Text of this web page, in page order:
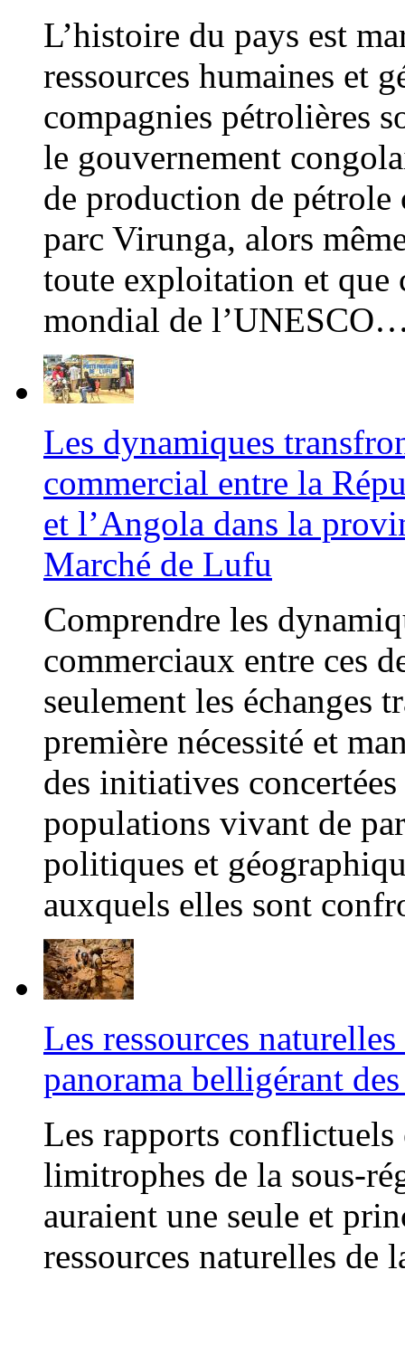
L’histoire du pays est
ressources humaines et
compagnies pétrolières
le gouvernement
de production de
parc Virunga, alors
toute exploitation et que
mondial de
Les dynamiques
commercial entre la
et l’Angola dans la
Marché de Lufu
Comprendre les
commerciaux entre ces
seulement les échanges
première nécessité et
des initiatives
populations vivant de
politiques et
auxquels elles sont
Les ressources
panorama belligérant
Les rapports
limitrophes de la sous-
auraient une seule et
ressources naturelles de